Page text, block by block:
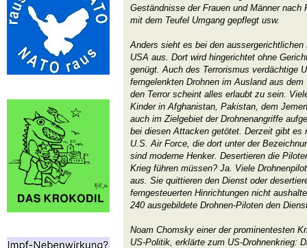
Geständnisse der Frauen und Männer nach
mit dem Teufel Umgang gepflegt usw.
Anders sieht es bei den aussergerichtlichen
USA aus. Dort wird hingerichtet ohne
genügt. Auch des Terrorismus verdächtige
ferngelenkten Drohnen im Ausland aus
den Terror scheint alles erlaubt zu sein.
Kinder in Afghanistan, Pakistan, dem
auch im Zielgebiet der Drohnenangriffe
bei diesen Attacken getötet. Derzeit gibt es
U.S. Air Force, die dort unter der
sind moderne Henker. Desertieren die
Krieg führen müssen? Ja. Viele
aus. Sie quittieren den Dienst oder
ferngesteuerten Hinrichtungen nicht
240 ausgebildete Drohnen-Piloten den
Noam Chomsky einer der prominentesten
US-Politik, erklärte zum US-Drohnenkrieg: